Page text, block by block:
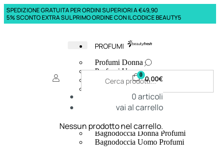
SPEDIZIONE GRATUITA PER ORDINI SUPERIORI A €49,90
5% SCONTO EXTRA SUL PRIMO ORDINE CON IL CODICE BEAUTY5
PROFUMI
Profumi Donna
Profumi Uomo
Deodoranti Donna
Corpo Donna
Corpo Uomo
Creme Mani
Bagnodoccia Donna Profumi
Bagnodoccia Uomo Profumi
0 0,00€
0articoli
vai al carrello
Nessun prodotto nel carrello.